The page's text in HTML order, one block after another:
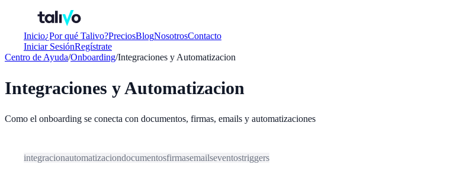
Inicio¿Por qué Talivo?PreciosBlogNosotrosContacto
Iniciar SesiónRegístrate
Centro de Ayuda/Onboarding/Integraciones y Automatizacion
Integraciones y Automatizacion
Como el onboarding se conecta con documentos, firmas, emails y automatizaciones
integracionautomatizaciondocumentosfirmasemailseventostriggers